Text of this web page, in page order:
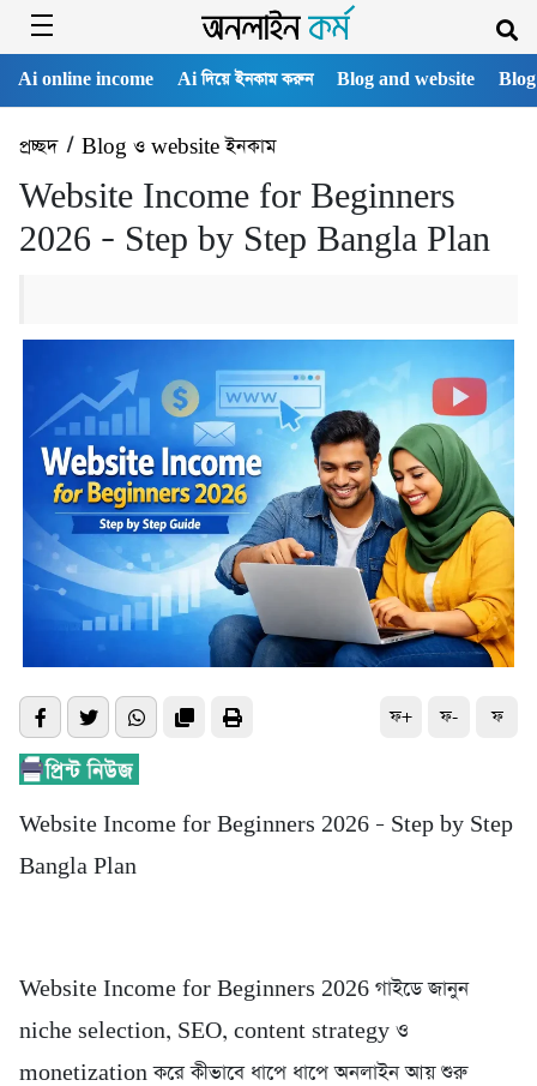
Ai online income Ai দিয়ে ইনকাম করুন Blog and website
প্রচ্ছদ/ Blog ও website ইনকাম
Website Income for Beginners
2026 – Step by Step Bangla Plan
ফ+ ফ- ফ
Website Income for Beginners 2026 – Step by Step
Bangla Plan
Website Income for Beginners 2026 গাইডে জানুন
niche selection, SEO, content strategy ও
monetization করে কীভাবে ধাপে ধাপে অনলাইন আয় শুরু